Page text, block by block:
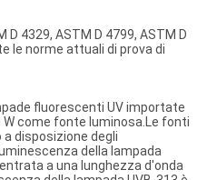
D 4329, ASTM D 4799, ASTM D
le norme attuali di prova di
fluorescenti UV importate
come fonte luminosa.Le fonti
a disposizione degli
della lampada
a una lunghezza d'onda